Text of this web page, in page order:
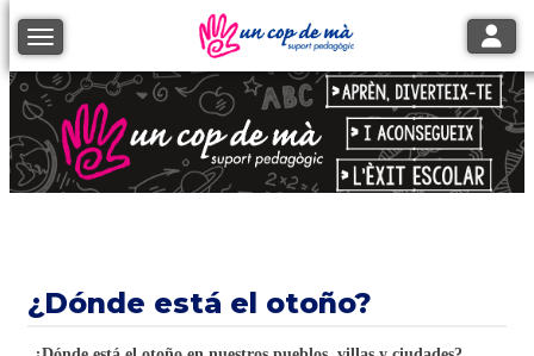
Toggle navigation
¿Dónde está el otoño?